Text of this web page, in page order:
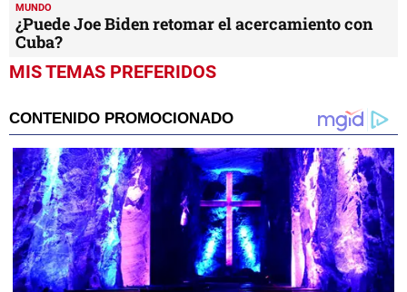
MUNDO
¿Puede Joe Biden retomar el acercamiento con
Cuba?
MIS TEMAS PREFERIDOS